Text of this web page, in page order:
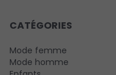
CATÉGORIES
Mode femme
Mode homme